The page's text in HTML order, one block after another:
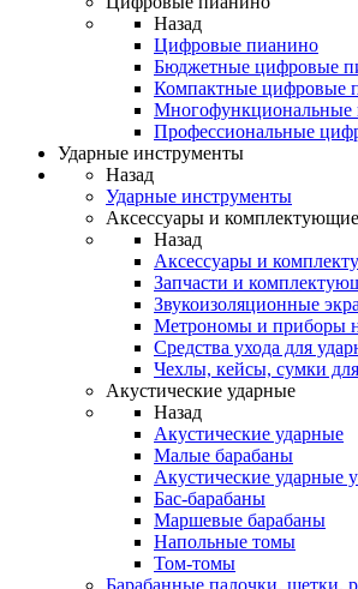
Назад
Цифровые пианино
Бюджетные цифровые
Компактные цифровые
Профессиональные
Ударные инструменты
Назад
Ударные инструменты
Аксессуары и комплектующие
Назад
Аксессуары и
Запчасти и
Звукоизоляционные
Метрономы и приборы
Средства ухода для
Чехлы, кейсы, сумки
Акустические ударные
Назад
Акустические ударные
Mалые барабаны
Акустические ударные
Бас-барабаны
Маршевые барабаны
Напольные томы
Том-томы
Барабанные палочки, щетки,